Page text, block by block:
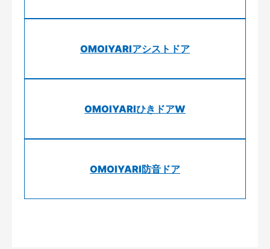
OMOIYARIアシストドア
OMOIYARIひきドアW
OMOIYARI防音ドア